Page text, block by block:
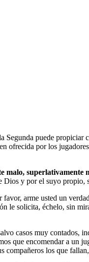
Segunda puede propiciar
ofrecida por los
malo, superlativamente
Dios y por el suyo
arme usted un
le solicita, échelo, sin
casos muy
que encomendar a un
los que